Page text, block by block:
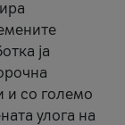
ја
и со големо
улога на